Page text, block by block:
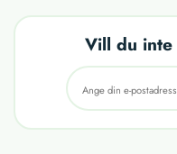
Vill du inte